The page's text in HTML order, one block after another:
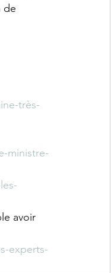
de
très-
ministre-
avoir
experts-